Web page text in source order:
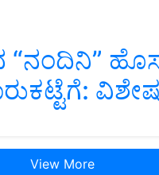
“ನಂದಿನಿ”
View More